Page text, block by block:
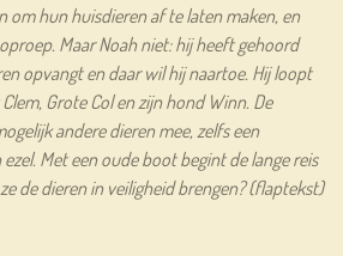
om hun huisdieren af te laten maken, en
Maar Noah niet: hij heeft gehoord
opvangt en daar wil hij naartoe. Hij loopt
Grote Col en zijn hond Winn. De
andere dieren mee, zelfs een
Met een oude boot begint de lange reis
de dieren in veiligheid brengen? (flaptekst)